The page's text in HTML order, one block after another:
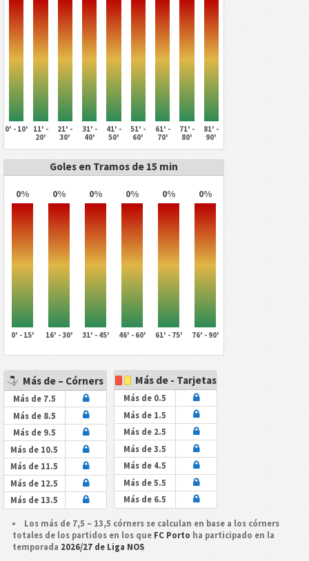
0' - 10'
11' -
20'
21' -
30'
31' -
40'
41' -
50'
51' -
60'
61' -
70'
71' -
80'
81' -
90'
Goles en Tramos de 15 min
0% 0% 0% 0% 0% 0%
0' - 15' 16' - 30' 31' - 45' 46' - 60' 61' - 75' 76' - 90'
Más de – Córners
Más de 7.5
Más de 8.5
Más de 9.5
Más de 10.5
Más de 11.5
Más de 12.5
Más de 13.5
Más de - Tarjetas
Más de 0.5
Más de 1.5
Más de 2.5
Más de 3.5
Más de 4.5
Más de 5.5
Más de 6.5
Los más de 7,5 – 13,5 córners se calculan en base a los córners
totales de los partidos en los que FC Porto ha participado en la
temporada 2026/27 de Liga NOS